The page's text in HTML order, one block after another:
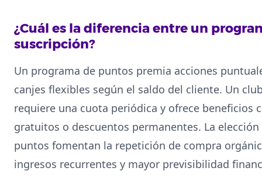
¿Cuál es la diferencia entre un
suscripción?
Un programa de puntos premia acciones
canjes flexibles según el saldo del cliente. Un
requiere una cuota periódica y ofrece beneficios
gratuitos o descuentos permanentes. La
puntos fomentan la repetición de compra
ingresos recurrentes y mayor previsibilidad